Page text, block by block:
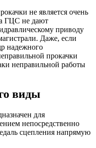
не является очень
ГЦС не дают
приводу
Даже, если
надежного
прокачки
неправильной работы
виды
для
непосредственно
сцепления напрямую